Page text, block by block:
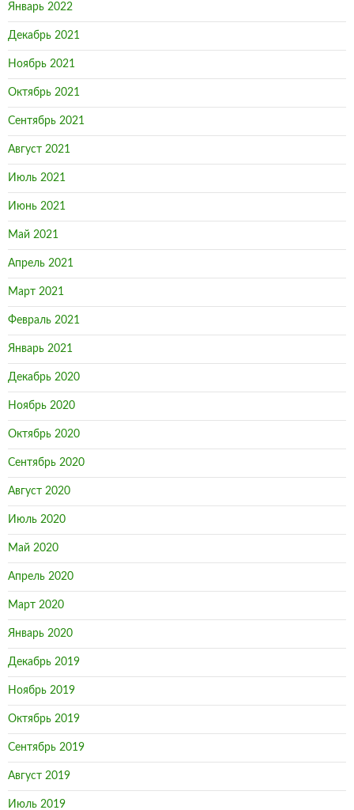
Январь 2022
Декабрь 2021
Ноябрь 2021
Октябрь 2021
Сентябрь 2021
Август 2021
Июль 2021
Июнь 2021
Май 2021
Апрель 2021
Март 2021
Февраль 2021
Январь 2021
Декабрь 2020
Ноябрь 2020
Октябрь 2020
Сентябрь 2020
Август 2020
Июль 2020
Май 2020
Апрель 2020
Март 2020
Январь 2020
Декабрь 2019
Ноябрь 2019
Октябрь 2019
Сентябрь 2019
Август 2019
Июль 2019